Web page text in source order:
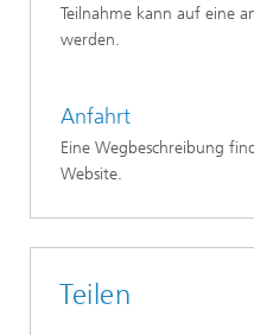
Teilnahme kann auf eine
werden.
Anfahrt
Eine Wegbeschreibung
Website.
Teilen